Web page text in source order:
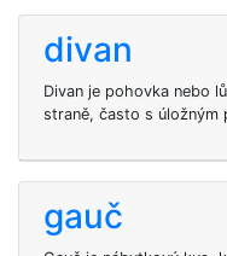
divan
Divan je pohovka nebo
straně, často s úložným
gauč